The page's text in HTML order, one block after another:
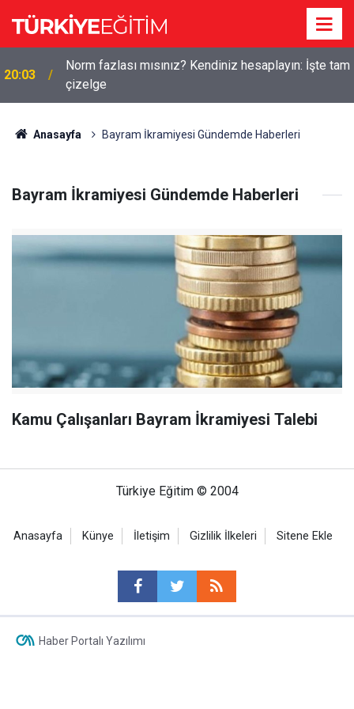
20:03
Norm fazlası mısınız? Kendiniz hesaplayın: İşte tam
çizelge
Anasayfa Bayram İkramiyesi Gündemde Haberleri
Bayram İkramiyesi Gündemde Haberleri
Kamu Çalışanları Bayram İkramiyesi Talebi
Türkiye Eğitim © 2004
Anasayfa Künye İletişim Gizlilik İlkeleri Sitene Ekle
Haber Portalı Yazılımı